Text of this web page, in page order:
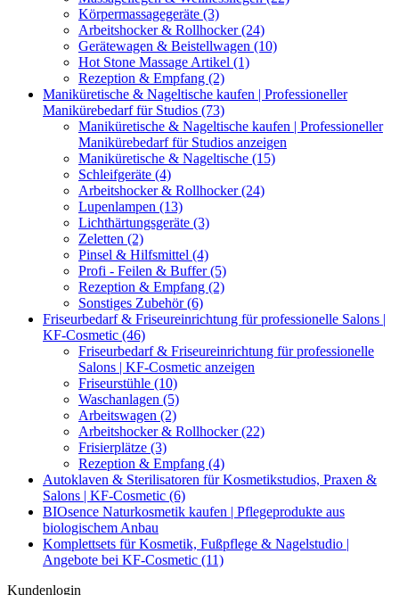
Körpermassagegeräte (3)
Arbeitshocker & Rollhocker (24)
Gerätewagen & Beistellwagen (10)
Hot Stone Massage Artikel (1)
Rezeption & Empfang (2)
Maniküretische & Nageltische kaufen | Professioneller
Manikürebedarf für Studios (73)
Maniküretische & Nageltische kaufen | Professioneller
Manikürebedarf für Studios anzeigen
Maniküretische & Nageltische (15)
Schleifgeräte (4)
Arbeitshocker & Rollhocker (24)
Lupenlampen (13)
Lichthärtungsgeräte (3)
Zeletten (2)
Pinsel & Hilfsmittel (4)
Profi - Feilen & Buffer (5)
Rezeption & Empfang (2)
Sonstiges Zubehör (6)
Friseurbedarf & Friseureinrichtung für professionelle Salons |
KF-Cosmetic (46)
Friseurbedarf & Friseureinrichtung für professionelle
Salons | KF-Cosmetic anzeigen
Friseurstühle (10)
Waschanlagen (5)
Arbeitswagen (2)
Arbeitshocker & Rollhocker (22)
Frisierplätze (3)
Rezeption & Empfang (4)
Autoklaven & Sterilisatoren für Kosmetikstudios, Praxen &
Salons | KF-Cosmetic (6)
BIOsence Naturkosmetik kaufen | Pflegeprodukte aus
biologischem Anbau
Komplettsets für Kosmetik, Fußpflege & Nagelstudio |
Angebote bei KF-Cosmetic (11)
Kundenlogin